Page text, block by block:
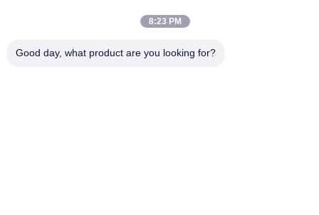
Gizlilik Politikası |Site Haritası
8:23 PM
Good day, what product are you looking for?